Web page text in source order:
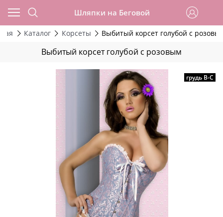
Шляпки на Беговой
Каталог Корсеты Выбитый корсет голубой с
Выбитый корсет голубой с розовым
грудь В-С